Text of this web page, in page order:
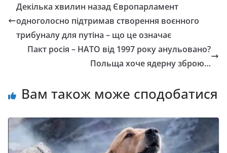
Декілька хвилин назад Європарламент
одноголосно підтримав створення воєнного
трибунaлу для nутiнa – що це означає
Пакт росія – НАТО від 1997 року анульовано?
Польща хоче ядерну зброю…
Вам також може сподобатися